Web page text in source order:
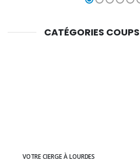
CATÉGORIES
VOTRE CIERGE À LOURDES